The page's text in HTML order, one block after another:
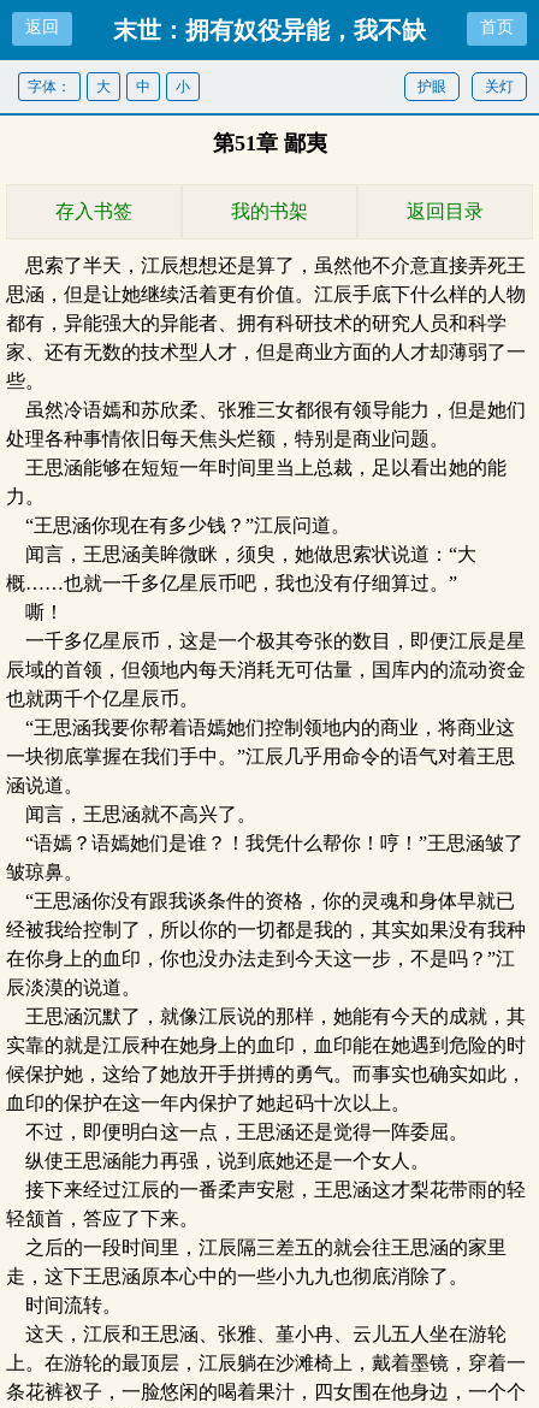
返回 末世：拥有奴役异能，我不缺 首页
关灯
护眼
字体： 大 中 小
第51章 鄙夷
存入书签 我的书架 返回目录
思索了半天，江辰想想还是算了，虽然他不介意直接弄死王
思涵，但是让她继续活着更有价值。江辰手底下什么样的人物
都有，异能强大的异能者、拥有科研技术的研究人员和科学
家、还有无数的技术型人才，但是商业方面的人才却薄弱了一
些。
虽然冷语嫣和苏欣柔、张雅三女都很有领导能力，但是她们
处理各种事情依旧每天焦头烂额，特别是商业问题。
王思涵能够在短短一年时间里当上总裁，足以看出她的能
力。
“王思涵你现在有多少钱？”江辰问道。
闻言，王思涵美眸微眯，须臾，她做思索状说道：“大
概……也就一千多亿星辰币吧，我也没有仔细算过。”
嘶！
一千多亿星辰币，这是一个极其夸张的数目，即便江辰是星
辰域的首领，但领地内每天消耗无可估量，国库内的流动资金
也就两千个亿星辰币。
“王思涵我要你帮着语嫣她们控制领地内的商业，将商业这
一块彻底掌握在我们手中。”江辰几乎用命令的语气对着王思
涵说道。
闻言，王思涵就不高兴了。
“语嫣？语嫣她们是谁？！我凭什么帮你！哼！”王思涵皱了
皱琼鼻。
“王思涵你没有跟我谈条件的资格，你的灵魂和身体早就已
经被我给控制了，所以你的一切都是我的，其实如果没有我种
在你身上的血印，你也没办法走到今天这一步，不是吗？”江
辰淡漠的说道。
王思涵沉默了，就像江辰说的那样，她能有今天的成就，其
实靠的就是江辰种在她身上的血印，血印能在她遇到危险的时
候保护她，这给了她放开手拼搏的勇气。而事实也确实如此，
血印的保护在这一年内保护了她起码十次以上。
不过，即便明白这一点，王思涵还是觉得一阵委屈。
纵使王思涵能力再强，说到底她还是一个女人。
接下来经过江辰的一番柔声安慰，王思涵这才梨花带雨的轻
轻颔首，答应了下来。
之后的一段时间里，江辰隔三差五的就会往王思涵的家里
走，这下王思涵原本心中的一些小九九也彻底消除了。
时间流转。
这天，江辰和王思涵、张雅、堇小冉、云儿五人坐在游轮
上。在游轮的最顶层，江辰躺在沙滩椅上，戴着墨镜，穿着一
条花裤衩子，一脸悠闲的喝着果汁，四女围在他身边，一个个